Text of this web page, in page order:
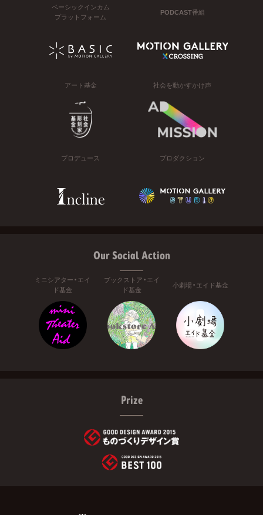
ベーシックインカム
プラットフォーム
PODCAST番組
アート基金 社会を動かすかけ声
プロデュース プロダクション
Our Social Action
ミニシアター・エイ
ド基金
ブックストア・エイ
ド基金
小劇場・エイド基金
Prize